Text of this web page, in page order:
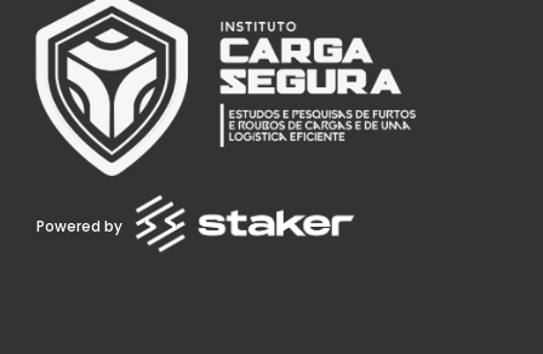
Powered by